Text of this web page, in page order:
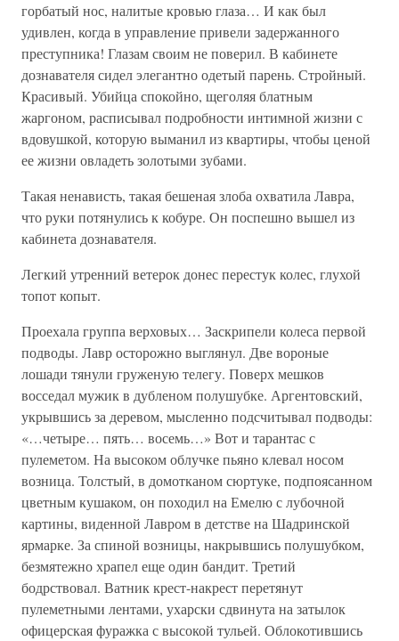
горбатый нос, налитые кровью глаза… И как был
удивлен, когда в управление привели задержанного
преступника! Глазам своим не поверил. В кабинете
дознавателя сидел элегантно одетый парень. Стройный.
Красивый. Убийца спокойно, щеголяя блатным
жаргоном, расписывал подробности интимной жизни с
вдовушкой, которую выманил из квартиры, чтобы ценой
ее жизни овладеть золотыми зубами.
Такая ненависть, такая бешеная злоба охватила Лавра,
что руки потянулись к кобуре. Он поспешно вышел из
кабинета дознавателя.
Легкий утренний ветерок донес перестук колес, глухой
топот копыт.
Проехала группа верховых… Заскрипели колеса первой
подводы. Лавр осторожно выглянул. Две вороные
лошади тянули груженую телегу. Поверх мешков
восседал мужик в дубленом полушубке. Аргентовский,
укрывшись за деревом, мысленно подсчитывал подводы:
«…четыре… пять… восемь…» Вот и тарантас с
пулеметом. На высоком облучке пьяно клевал носом
возница. Толстый, в домотканом сюртуке, подпоясанном
цветным кушаком, он походил на Емелю с лубочной
картины, виденной Лавром в детстве на Шадринской
ярмарке. За спиной возницы, накрывшись полушубком,
безмятежно храпел еще один бандит. Третий
бодрствовал. Ватник крест-накрест перетянут
пулеметными лентами, ухарски сдвинута на затылок
офицерская фуражка с высокой тульей. Облокотившись